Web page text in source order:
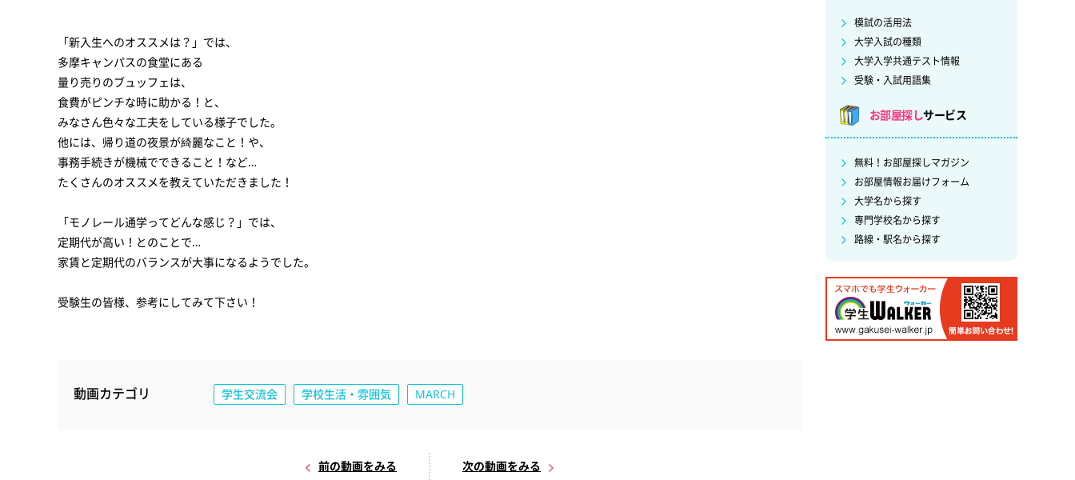
「新入生へのオススメは？」では、
多摩キャンパスの食堂にある
量り売りのブュッフェは、
食費がピンチな時に助かる！と、
みなさん色々な工夫をしている様子でした。
他には、帰り道の夜景が綺麗なこと！や、
事務手続きが機械でできること！など…
たくさんのオススメを教えていただきました！
「モノレール通学ってどんな感じ？」では、
定期代が高い！とのことで…
家賃と定期代のバランスが大事になるようでした。
受験生の皆様、参考にしてみて下さい！
動画カテゴリ 学生交流会 学校生活・雰囲気 MARCH
前の動画をみる 次の動画をみる
模試の活用法
大学入試の種類
大学入学共通テスト情報
受験・入試用語集
お部屋探しサービス
無料！お部屋探しマガジン
お部屋情報お届けフォーム
大学名から探す
専門学校名から探す
路線・駅名から探す